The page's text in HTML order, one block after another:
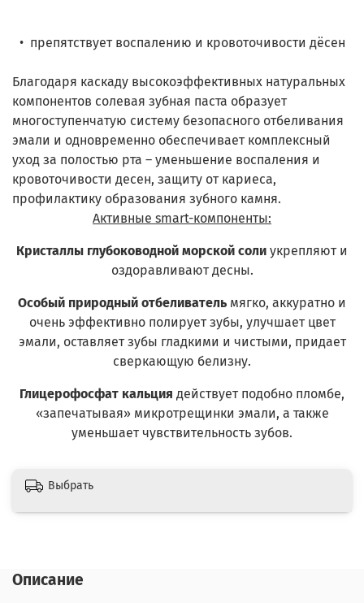
• препятствует воспалению и кровоточивости дёсен
Благодаря каскаду высокоэффективных натуральных
компонентов солевая зубная паста образует
многоступенчатую систему безопасного отбеливания
эмали и одновременно обеспечивает комплексный
уход за полостью рта – уменьшение воспаления и
кровоточивости десен, защиту от кариеса,
профилактику образования зубного камня.
Активные smart-компоненты:
Кристаллы глубоководной морской соли укрепляют и
оздоравливают десны.
Особый природный отбеливатель мягко, аккуратно и
очень эффективно полирует зубы, улучшает цвет
эмали, оставляет зубы гладкими и чистыми, придает
сверкающую белизну.
Глицерофосфат кальция действует подобно пломбе,
«запечатывая» микротрещинки эмали, а также
уменьшает чувствительность зубов.
Выбрать
Описание